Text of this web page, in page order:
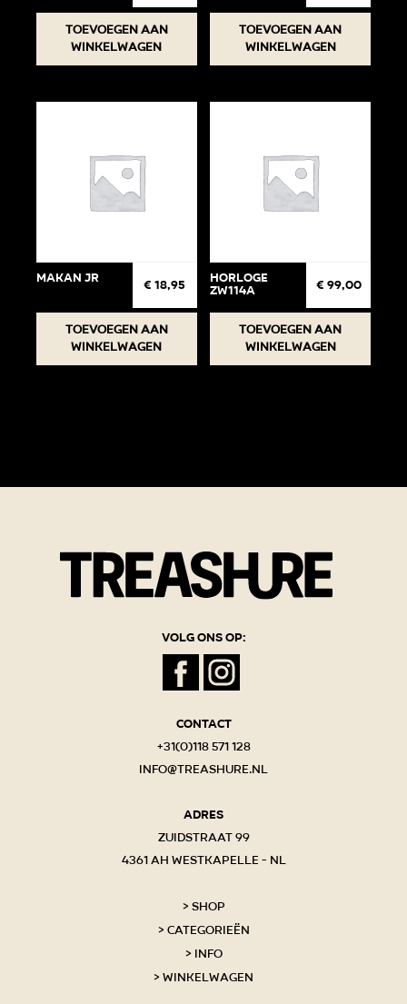
Toevoegen aan
winkelwagen
Toevoegen aan
winkelwagen
Makan jr € 18,95
Toevoegen aan
winkelwagen
Horloge
ZW114A € 99,00
Toevoegen aan
winkelwagen
Volg ons op:
Contact
+31(0)118 571 128
info@treashure.nl
Adres
Zuidstraat 99
4361 AH Westkapelle - NL
Shop
Categorieën
Info
Winkelwagen